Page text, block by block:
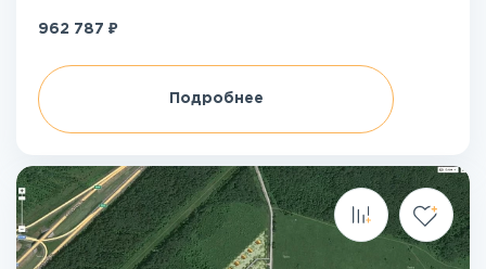
962 787 ₽
Подробнее